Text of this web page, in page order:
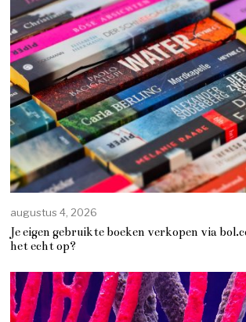
augustus 4, 2026
Je eigen gebruikte boeken verkopen via
het echt op?